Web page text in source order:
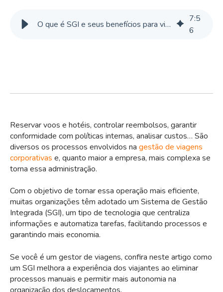
O que é SGI e seus benefícios para viagens corporativas
7:5
6
Reservar voos e hotéis, controlar reembolsos, garantir
conformidade com políticas internas, analisar custos… São
diversos os processos envolvidos na gestão de viagens
corporativas e, quanto maior a empresa, mais complexa se
torna essa administração.
Com o objetivo de tornar essa operação mais eficiente,
muitas organizações têm adotado um Sistema de Gestão
Integrada (SGI), um tipo de tecnologia que centraliza
informações e automatiza tarefas, facilitando processos e
garantindo mais economia.
Se você é um gestor de viagens, confira neste artigo como
um SGI melhora a experiência dos viajantes ao eliminar
processos manuais e permitir mais autonomia na